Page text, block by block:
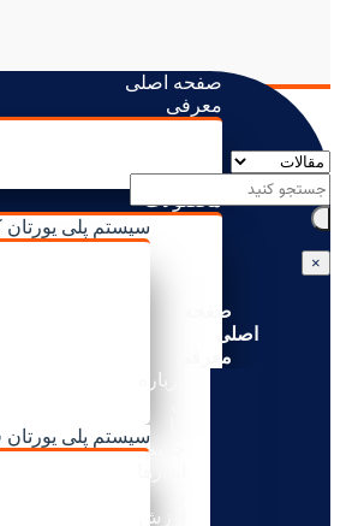
صفحه اصلی
معرفی
نامی کلاب
محصولات
سیستم پلی
سیستم پلی
×
صفحه
اصلی
معرفی
درباره
چشم
ارزش